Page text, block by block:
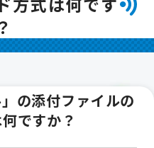
の添付ファイルの
ですか？